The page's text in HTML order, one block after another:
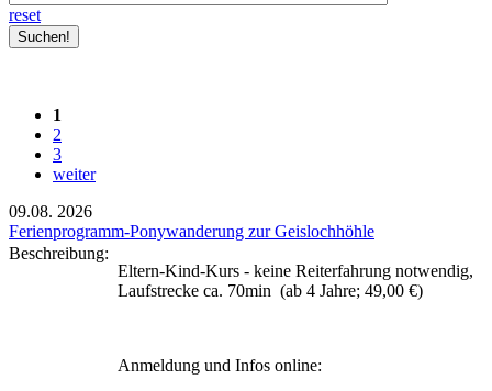
reset
1
2
3
weiter
09.08. 2026
Ferienprogramm-Ponywanderung zur Geislochhöhle
Beschreibung:
Eltern-Kind-Kurs - keine Reiterfahrung notwendig,
Laufstrecke ca. 70min (ab 4 Jahre; 49,00 €)
Anmeldung und Infos online: